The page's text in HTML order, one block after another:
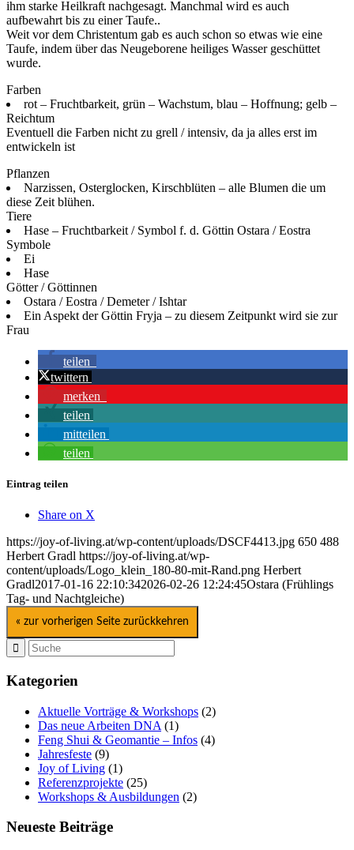
ihm starke Heilkraft nachgesagt. Manchmal wird es auch
aufbewahrt bis zu einer Taufe..
Weit vor dem Christentum gab es auch schon so etwas wie eine
Taufe, indem über das Neugeborene heiliges Wasser geschüttet
wurde.
Farben
rot – Fruchtbarkeit, grün – Wachstum, blau – Hoffnung; gelb –
Reichtum
Eventuell die Farben nicht zu grell / intensiv, da ja alles erst im
entwickeln ist
Pflanzen
Narzissen, Osterglocken, Kirschblüten – alle Blumen die um
diese Zeit blühen.
Tiere
Hase – Fruchtbarkeit / Symbol f. d. Göttin Ostara / Eostra
Symbole
Ei
Hase
Götter / Göttinnen
Ostara / Eostra / Demeter / Ishtar
Ein Aspekt der Göttin Fryja – zu diesem Zeitpunkt wird sie zur
Frau
teilen
twittern
merken
teilen
mitteilen
teilen
Eintrag teilen
Share on X
https://joy-of-living.at/wp-content/uploads/DSCF4413.jpg 650 488
Herbert Gradl https://joy-of-living.at/wp-
content/uploads/Logo_klein_180-80-mit-Rand.png Herbert
Gradl2017-01-16 22:10:342026-02-26 12:24:45Ostara (Frühlings
Tag- und Nachtgleiche)
« zur vorherigen Seite zurückkehren
Kategorien
Aktuelle Vorträge & Workshops (2)
Das neue Arbeiten DNA (1)
Feng Shui & Geomantie – Infos (4)
Jahresfeste (9)
Joy of Living (1)
Referenzprojekte (25)
Workshops & Ausbildungen (2)
Neueste Beiträge